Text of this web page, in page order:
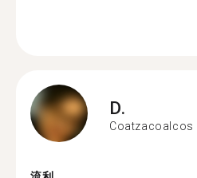
D.
Coatzacoalcos